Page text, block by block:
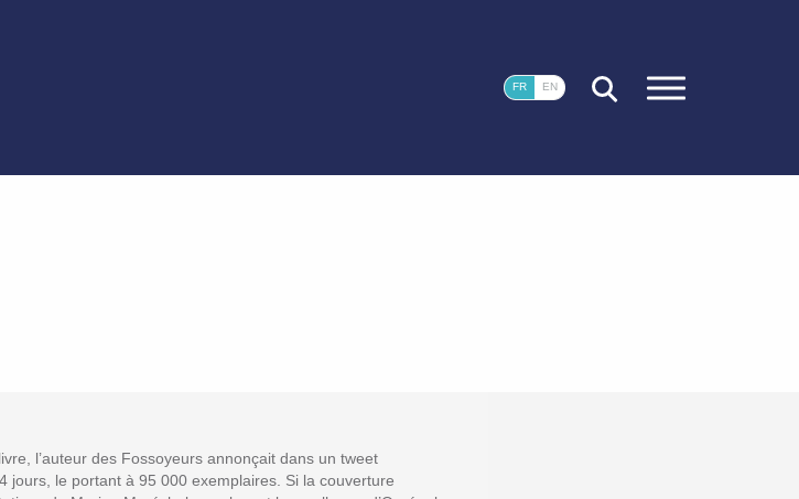
FR EN
l’auteur des Fossoyeurs annonçait dans un tweet
jours, le portant à 95 000 exemplaires. Si la couverture